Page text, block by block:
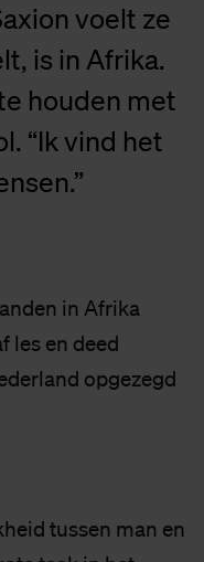
voelt ze
is in Afrika.
houden met
“Ik vind het
in Afrika
les en deed
opgezegd
tussen man en